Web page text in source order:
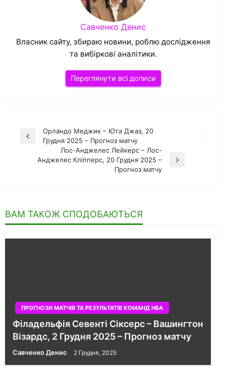
Савченко Денис
Власник сайту, збираю новини, роблю дослідження
та вибіркові аналітики.
Переглянути всі дописи
Навігація
записів
Попередній
Орландо Меджик – Юта Джаз, 20
Грудня 2025 – Прогноз матчу
Наступний
Лос-Анджелес Лейкерс – Лос-
Анджелес Кліпперс, 20 Грудня 2025 –
Прогноз матчу
ВАМ ТАКОЖ СПОДОБАЮТЬСЯ
ПРОГНОЗИ МАТЧІВ ТА РЕЗУЛЬТАТІВ КОМАНД НБА
Філадельфія Севенті Сіксерс – Вашингтон
Візардс, 2 Грудня 2025 – Прогноз матчу
Савченко Денис 2 Грудня, 2025